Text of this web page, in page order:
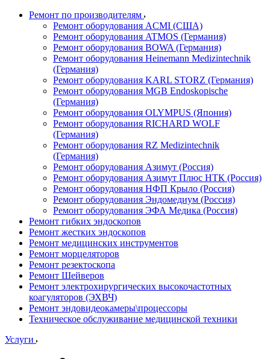
Ремонт по производителям
Ремонт оборудования ACMI (США)
Ремонт оборудования ATMOS (Германия)
Ремонт оборудования BOWA (Германия)
Ремонт оборудования Heinemann Medizintechnik
(Германия)
Ремонт оборудования KARL STORZ (Германия)
Ремонт оборудования MGB Endoskopische
(Германия)
Ремонт оборудования OLYMPUS (Япония)
Ремонт оборудования RICHARD WOLF
(Германия)
Ремонт оборудования RZ Medizintechnik
(Германия)
Ремонт оборудования Азимут (Россия)
Ремонт оборудования Азимут Плюс НТК (Россия)
Ремонт оборудования НФП Крыло (Россия)
Ремонт оборудования Эндомедиум (Россия)
Ремонт оборудования ЭФА Медика (Россия)
Ремонт гибких эндоскопов
Ремонт жестких эндоскопов
Ремонт медицинских инструментов
Ремонт морцеляторов
Ремонт резектоскопа
Ремонт Шейверов
Ремонт электрохирургических высокочастотных
коагуляторов (ЭХВЧ)
Ремонт эндовидеокамеры\процессоры
Техническое обслуживание медицинской техники
Услуги